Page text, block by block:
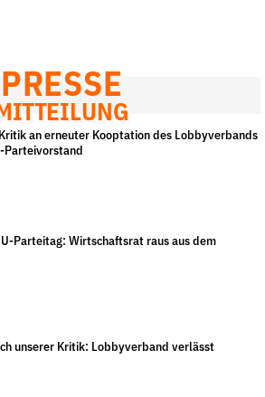
PRESSE
MITTEILUNG
an erneuter Kooptation des Lobbyverbands
Parteivorstand
Parteitag: Wirtschaftsrat raus aus dem
unserer Kritik: Lobbyverband verlässt